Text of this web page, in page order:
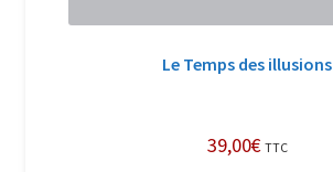
Le Temps des illusions
39,00€ TTC